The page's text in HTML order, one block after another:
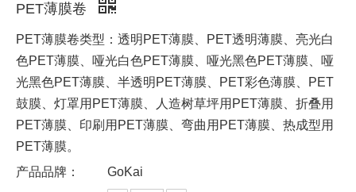
PET薄膜卷
PET薄膜卷类型：透明PET薄膜、PET透明薄膜、亮光白
色PET薄膜、哑光白色PET薄膜、哑光黑色PET薄膜、哑
光黑色PET薄膜、半透明PET薄膜、PET彩色薄膜、PET
鼓膜、灯罩用PET薄膜、人造树草坪用PET薄膜、折叠用
PET薄膜、印刷用PET薄膜、弯曲用PET薄膜、热成型用
PET薄膜。
产品品牌：
GoKai